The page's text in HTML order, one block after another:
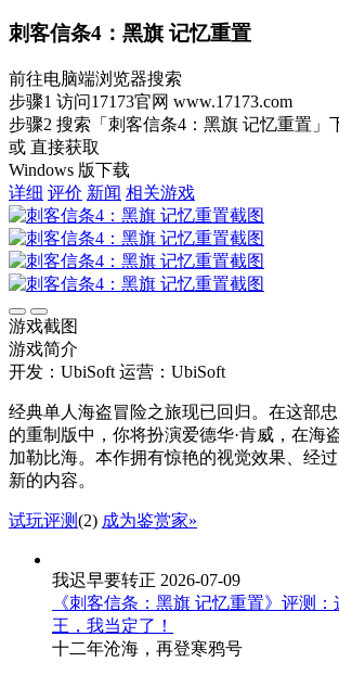
刺客信条4：黑旗 记忆重置
前往电脑端浏览器搜索
步骤1 访问17173官网 www.17173.com
步骤2 搜索 「刺客信条4：黑旗 记忆重置」
或 直接获取
Windows 版下载
详细 评价 新闻 相关游戏
游戏截图
游戏简介
开发：UbiSoft 运营：UbiSoft
经典单人海盗冒险之旅现已回归。在这部
的重制版中，你将扮演爱德华·肯威，在海
加勒比海。本作拥有惊艳的视觉效果、经
新的内容。
试玩评测(2) 成为鉴赏家»
我迟早要转正 2026-07-09
《刺客信条：黑旗 记忆重置》评测
王，我当定了！
十二年沧海，再登寒鸦号